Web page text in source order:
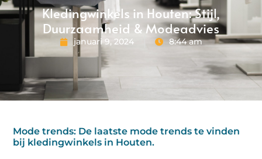
Kledingwinkels in Houten: Stijl,
Duurzaamheid & Modeadvies
januari 9, 2024 8:44 am
Mode trends: De laatste mode trends te vinden
bij kledingwinkels in Houten.